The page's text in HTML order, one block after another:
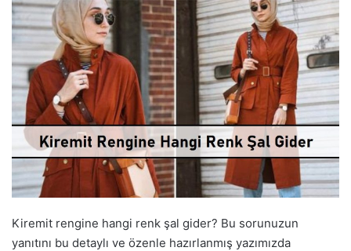
Kiremit rengine hangi renk şal gider? Bu sorunuzun
yanıtını bu detaylı ve özenle hazırlanmış yazımızda